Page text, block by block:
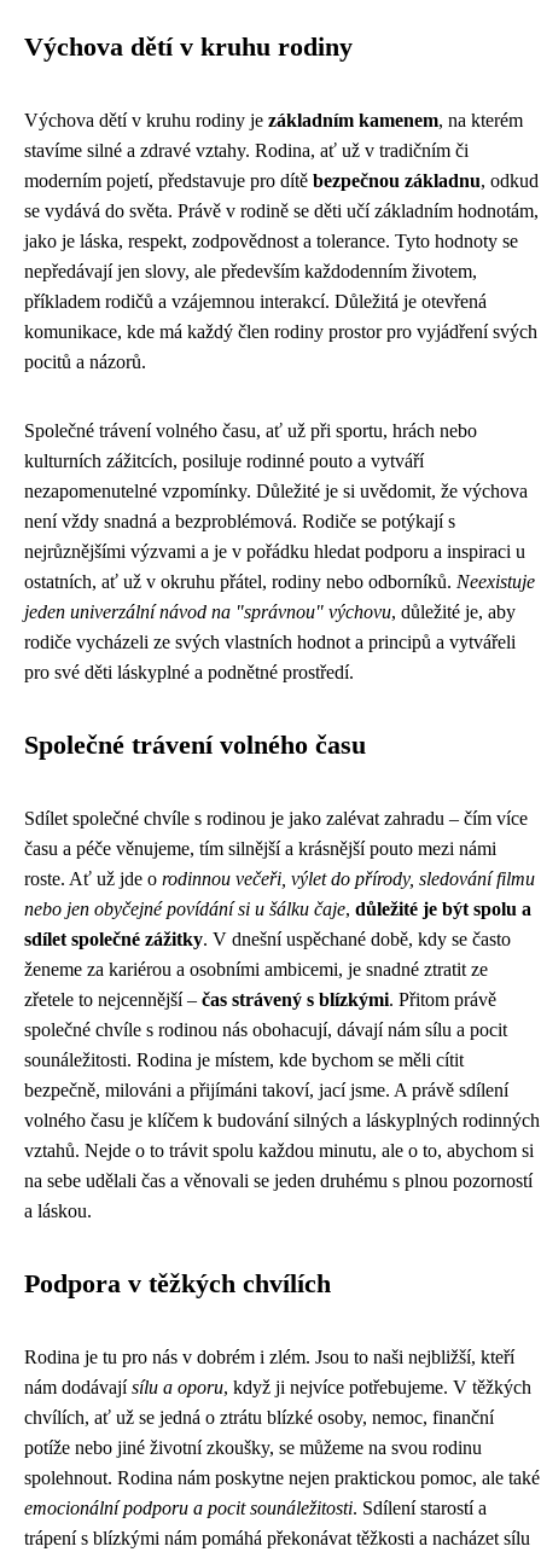
Výchova dětí v kruhu rodiny
Výchova dětí v kruhu rodiny je základním kamenem, na kterém
stavíme silné a zdravé vztahy. Rodina, ať už v tradičním či
moderním pojetí, představuje pro dítě bezpečnou základnu, odkud
se vydává do světa. Právě v rodině se děti učí základním hodnotám,
jako je láska, respekt, zodpovědnost a tolerance. Tyto hodnoty se
nepředávají jen slovy, ale především každodenním životem,
příkladem rodičů a vzájemnou interakcí. Důležitá je otevřená
komunikace, kde má každý člen rodiny prostor pro vyjádření svých
pocitů a názorů.
Společné trávení volného času, ať už při sportu, hrách nebo
kulturních zážitcích, posiluje rodinné pouto a vytváří
nezapomenutelné vzpomínky. Důležité je si uvědomit, že výchova
není vždy snadná a bezproblémová. Rodiče se potýkají s
nejrůznějšími výzvami a je v pořádku hledat podporu a inspiraci u
ostatních, ať už v okruhu přátel, rodiny nebo odborníků. Neexistuje
jeden univerzální návod na "správnou" výchovu, důležité je, aby
rodiče vycházeli ze svých vlastních hodnot a principů a vytvářeli
pro své děti láskyplné a podnětné prostředí.
Společné trávení volného času
Sdílet společné chvíle s rodinou je jako zalévat zahradu – čím více
času a péče věnujeme, tím silnější a krásnější pouto mezi námi
roste. Ať už jde o rodinnou večeři, výlet do přírody, sledování filmu
nebo jen obyčejné povídání si u šálku čaje, důležité je být spolu a
sdílet společné zážitky. V dnešní uspěchané době, kdy se často
ženeme za kariérou a osobními ambicemi, je snadné ztratit ze
zřetele to nejcennější – čas strávený s blízkými. Přitom právě
společné chvíle s rodinou nás obohacují, dávají nám sílu a pocit
sounáležitosti. Rodina je místem, kde bychom se měli cítit
bezpečně, milováni a přijímáni takoví, jací jsme. A právě sdílení
volného času je klíčem k budování silných a láskyplných rodinných
vztahů. Nejde o to trávit spolu každou minutu, ale o to, abychom si
na sebe udělali čas a věnovali se jeden druhému s plnou pozorností
a láskou.
Podpora v těžkých chvílích
Rodina je tu pro nás v dobrém i zlém. Jsou to naši nejbližší, kteří
nám dodávajísílu a oporu, když ji nejvíce potřebujeme. V těžkých
chvílích, ať už se jedná o ztrátu blízké osoby, nemoc, finanční
potíže nebo jiné životní zkoušky, se můžeme na svou rodinu
spolehnout. Rodina nám poskytne nejen praktickou pomoc, ale také
emocionální podporu a pocit sounáležitosti. Sdílení starostí a
trápení s blízkými nám pomáhá překonávat těžkosti a nacházet sílu